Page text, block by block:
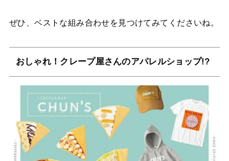
ぜひ、ベストな組み合わせを見つけてみてくださいね。
おしゃれ！クレープ屋さんのアパレルショップ!?